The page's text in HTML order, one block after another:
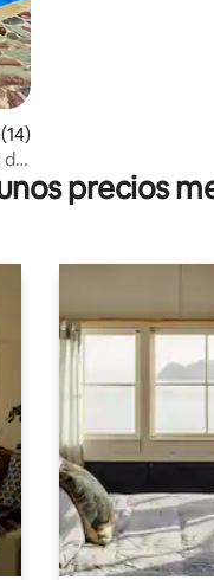
promedio: 5 de 5;
de
precios